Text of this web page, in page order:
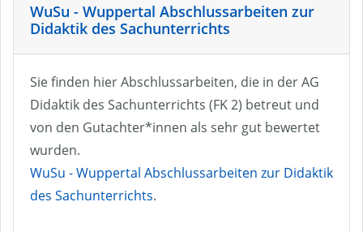
WuSu - Wuppertal Abschlussarbeiten zur
Didaktik des Sachunterrichts
Sie finden hier Abschlussarbeiten, die in der AG
Didaktik des Sachunterrichts (FK 2) betreut und
von den Gutachter*innen als sehr gut bewertet
wurden.
WuSu - Wuppertal Abschlussarbeiten zur Didaktik
des Sachunterrichts.